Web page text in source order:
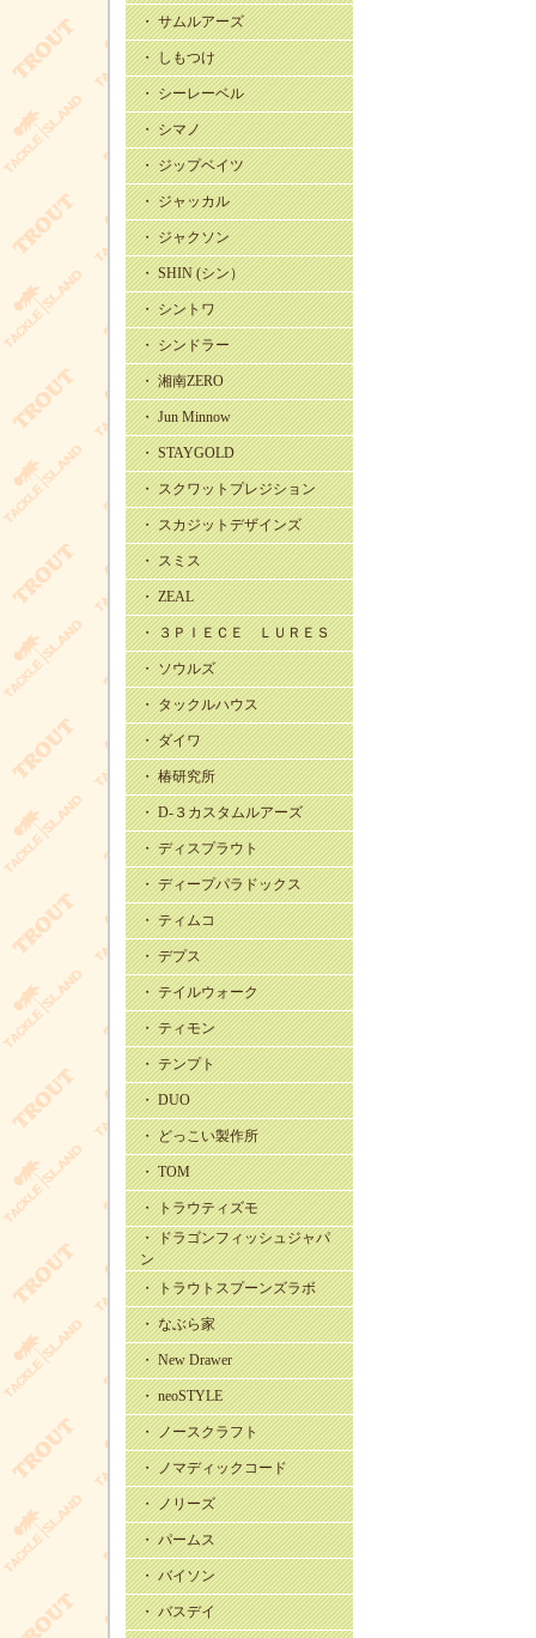
・ サムルアーズ
・ しもつけ
・ シーレーベル
・ シマノ
・ ジップベイツ
・ ジャッカル
・ ジャクソン
・ SHIN (シン）
・ シントワ
・ シンドラー
・ 湘南ZERO
・ Jun Minnow
・ STAYGOLD
・ スクワットプレジション
・ スカジットデザインズ
・ スミス
・ ZEAL
・ ３ＰＩＥＣＥ ＬＵＲＥＳ
・ ソウルズ
・ タックルハウス
・ ダイワ
・ 椿研究所
・ D-３カスタムルアーズ
・ ディスプラウト
・ ディープパラドックス
・ ティムコ
・ デプス
・ テイルウォーク
・ ティモン
・ テンプト
・ DUO
・ どっこい製作所
・ TOM
・ トラウティズモ
・ ドラゴンフィッシュジャパ
ン
・ トラウトスプーンズラボ
・ なぶら家
・ New Drawer
・ neoSTYLE
・ ノースクラフト
・ ノマディックコード
・ ノリーズ
・ パームス
・ バイソン
・ バスデイ